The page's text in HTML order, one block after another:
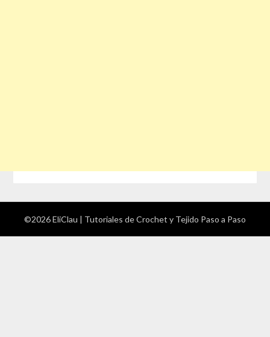
©2026 EliClau | Tutoriales de Crochet y Tejido Paso a Paso